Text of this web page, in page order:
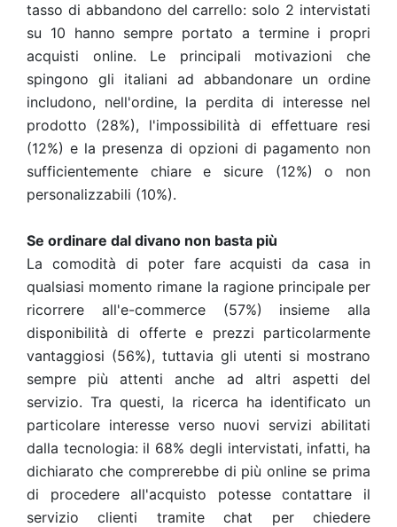
tasso di abbandono del carrello: solo 2 intervistati
su 10 hanno sempre portato a termine i propri
acquisti online. Le principali motivazioni che
spingono gli italiani ad abbandonare un ordine
includono, nell'ordine, la perdita di interesse nel
prodotto (28%), l'impossibilità di effettuare resi
(12%) e la presenza di opzioni di pagamento non
sufficientemente chiare e sicure (12%) o non
personalizzabili (10%).
Se ordinare dal divano non basta più
La comodità di poter fare acquisti da casa in
qualsiasi momento rimane la ragione principale per
ricorrere all'e-commerce (57%) insieme alla
disponibilità di offerte e prezzi particolarmente
vantaggiosi (56%), tuttavia gli utenti si mostrano
sempre più attenti anche ad altri aspetti del
servizio. Tra questi, la ricerca ha identificato un
particolare interesse verso nuovi servizi abilitati
dalla tecnologia: il 68% degli intervistati, infatti, ha
dichiarato che comprerebbe di più online se prima
di procedere all'acquisto potesse contattare il
servizio clienti tramite chat per chiedere